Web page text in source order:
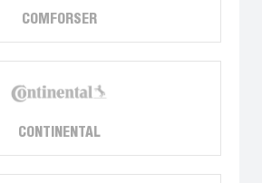
COMFORSER
CONTINENTAL